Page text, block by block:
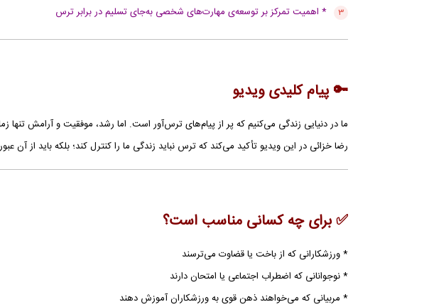
* اهمیت تمرکز بر توسعه‌ی مهارت‌های شخصی به‌جای تسلیم در برابر ترس
🔑 پیام کلیدی ویدیو
ما در دنیایی زندگی می‌کنیم که پر از پیام‌های ترس‌آور است. اما رشد، موفقیت و آرامش تنها
رضا خزائی در این ویدیو تأکید می‌کند که ترس نباید زندگی ما را کنترل کند؛ بلکه باید از
✅ برای چه کسانی مناسب است؟
* ورزشکارانی که از باخت یا قضاوت می‌ترسند
* نوجوانانی که اضطراب اجتماعی یا امتحان دارند
* مربیانی که می‌خواهند ذهن قوی به ورزشکاران آموزش دهند